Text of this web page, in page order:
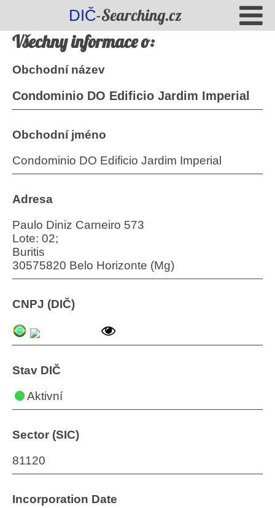
DIČ-Searching.cz
Všechny informace o:
Obchodní název
Condominio DO Edificio Jardim Imperial
Obchodní jméno
Condominio DO Edificio Jardim Imperial
Adresa
Paulo Diniz Carneiro 573
Lote: 02;
Buritis
30575820 Belo Horizonte (Mg)
CNPJ (DIČ)
Stav DIČ
Aktivní
Sector (SIC)
81120
Incorporation Date